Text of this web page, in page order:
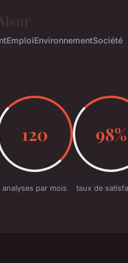
EmploiEnvironnementSociété
120
analyses par mois
98%
taux de